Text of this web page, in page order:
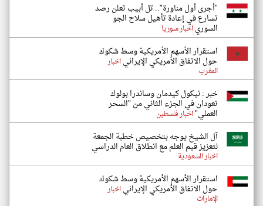
"أجرى أول مناورة".. تل أبيب تعلن رصد
تسارع في إعادة تأهيل سلاح الجو
السورياخبار سوريا
استقرار الأسهم الأمريكية وسط شكوك
حول الاتفاق الأمريكي الإيرانياخبار
المغرب
خبر : نيكول كيدمان وساندرا بولوك
تعودان في الجزء الثاني من "السحر
العملي"اخبار فلسطين
آل الشيخ يوجه بتخصيص خطبة الجمعة
لتعزيز قيم العلم مع انطلاق العام الدراسي
اخبار السعودية
استقرار الأسهم الأمريكية وسط شكوك
حول الاتفاق الأمريكي الإيرانياخبار
الإمارات